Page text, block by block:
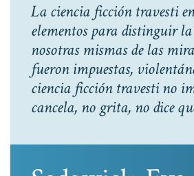
La ciencia ficción travesti
elementos para distinguir
nosotras mismas de las
fueron impuestas,
ciencia ficción travesti no
cancela, no grita, no dice